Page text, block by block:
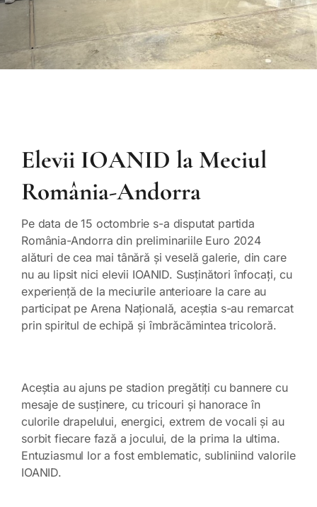
Elevii IOANID la Meciul
România-Andorra
Pe data de 15 octombrie s-a disputat partida
România-Andorra din preliminariile Euro 2024
alături de cea mai tânără și veselă galerie, din care
nu au lipsit nici elevii IOANID. Susținători înfocați, cu
experiență de la meciurile anterioare la care au
participat pe Arena Națională, aceștia s-au remarcat
prin spiritul de echipă și îmbrăcămintea tricoloră.
Aceștia au ajuns pe stadion pregătiți cu bannere cu
mesaje de susținere, cu tricouri și hanorace în
culorile drapelului, energici, extrem de vocali și au
sorbit fiecare fază a jocului, de la prima la ultima.
Entuziasmul lor a fost emblematic, subliniind valorile
IOANID.